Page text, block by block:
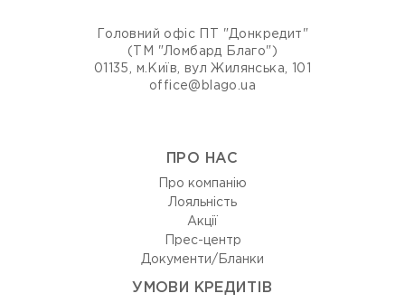
Головний офіс ПТ "Донкредит"
(ТМ "Ломбард Благо")
01135, м.Київ, вул Жилянська, 101
office@blago.ua
ПРО НАС
Про компанію
Лояльність
Акції
Прес-центр
Документи/Бланки
УМОВИ КРЕДИТІВ